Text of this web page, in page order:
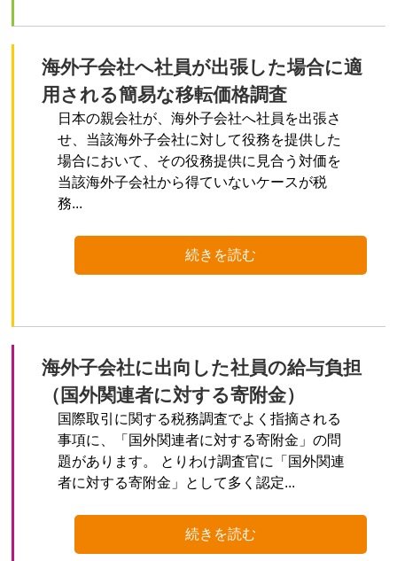
海外子会社へ社員が出張した場合に適
用される簡易な移転価格調査
日本の親会社が、海外子会社へ社員を出張さ
せ、当該海外子会社に対して役務を提供した
場合において、その役務提供に見合う対価を
当該海外子会社から得ていないケースが税
務...
続きを読む
海外子会社に出向した社員の給与負担
（国外関連者に対する寄附金）
国際取引に関する税務調査でよく指摘される
事項に、「国外関連者に対する寄附金」の問
題があります。 とりわけ調査官に「国外関連
者に対する寄附金」として多く認定...
続きを読む